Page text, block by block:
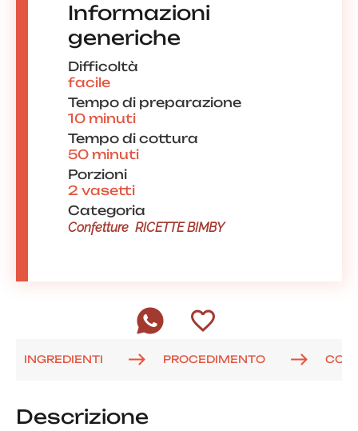
Informazioni
generiche
Difficoltà
facile
Tempo di preparazione
10 minuti
Tempo di cottura
50 minuti
Porzioni
2 vasetti
Categoria
Confetture RICETTE BIMBY
INGREDIENTI PROCEDIMENTO
Descrizione